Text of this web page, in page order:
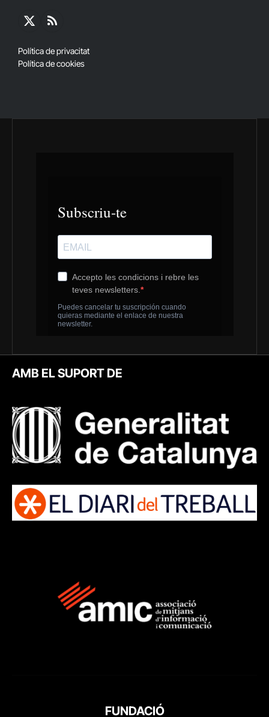
X
RSS
Política de privacitat
Política de cookies
AMB EL SUPORT DE
FUNDACIÓ